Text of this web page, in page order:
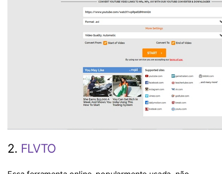
2. FLVTO